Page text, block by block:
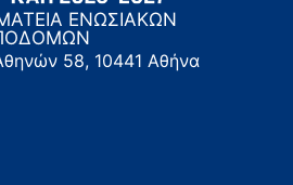
ΕΝΩΣΙΑΚΩΝ
58, 10441 Αθήνα